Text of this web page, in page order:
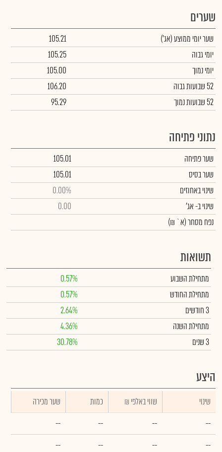
שערים
שער יומי ממוצע(אג')
105.21
יומי גבוה
105.25
יומי נמוך
105.00
52 שבועות גבוה
106.20
52 שבועות נמוך
95.29
נתוני פתיחה
שער פתיחה
105.01
שער בסיס
105.01
שינוי באחוזים
0.00%
שינויב- אג'
0.00
נפח מסחר(א` ₪)
תשואות
מתחילת השבוע
0.57%
מתחילת החודש
0.57%
3 חודשים
2.64%
מתחילת השנה
4.36%
3 שנים
30.78%
היצע
שינוי ₪ שווי באלפי כמות
שער מכירה
--
--
--
--
--
--
--
--